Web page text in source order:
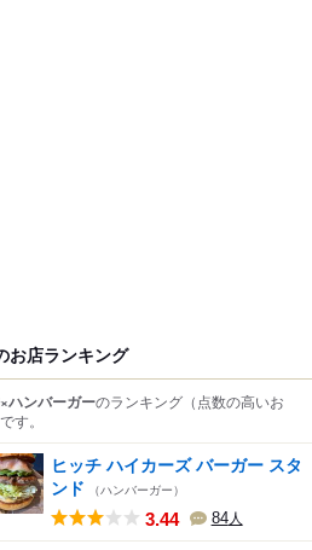
お店ランキング
ハンバーガーのランキング （点数の高いお
です。
ヒッチ ハイカーズ バーガー スタ
ンド
（ハンバーガー）
3.44 84人